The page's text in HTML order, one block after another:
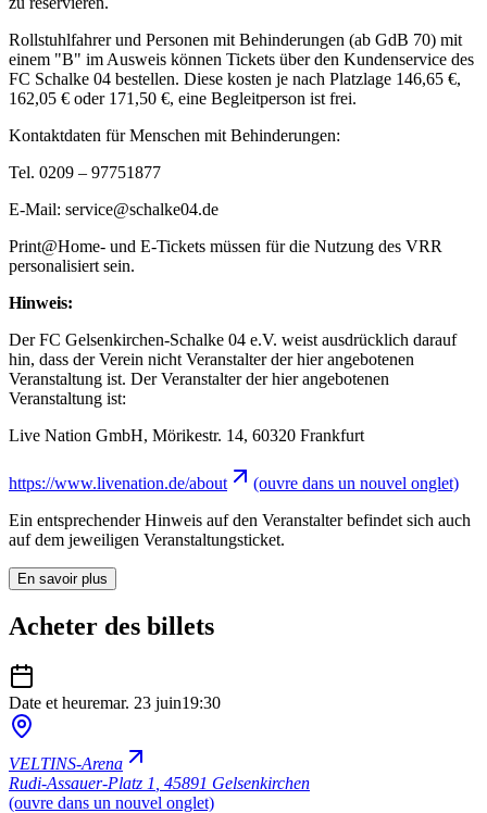
Rollstuhlfahrer und Personen mit Behinderungen (ab GdB 70) mit
einem "B" im Ausweis können Tickets über den Kundenservice des
FC Schalke 04 bestellen. Diese kosten je nach Platzlage 146,65 €,
162,05 € oder 171,50 €, eine Begleitperson ist frei.
Kontaktdaten für Menschen mit Behinderungen:
Tel. 0209 – 97751877
E-Mail: service@schalke04.de
Print@Home- und E-Tickets müssen für die Nutzung des VRR
personalisiert sein.
Hinweis:
Der FC Gelsenkirchen-Schalke 04 e.V. weist ausdrücklich darauf
hin, dass der Verein nicht Veranstalter der hier angebotenen
Veranstaltung ist. Der Veranstalter der hier angebotenen
Veranstaltung ist:
Live Nation GmbH, Mörikestr. 14, 60320 Frankfurt
https://www.livenation.de/about
(ouvre dans un nouvel onglet)
Ein entsprechender Hinweis auf den Veranstalter befindet sich auch
auf dem jeweiligen Veranstaltungsticket.
En savoir plus
Acheter des billets
Date et heuremar. 23 juin19:30
VELTINS-Arena
Rudi-Assauer-Platz 1 45891 Gelsenkirchen
(ouvre dans un nouvel onglet)